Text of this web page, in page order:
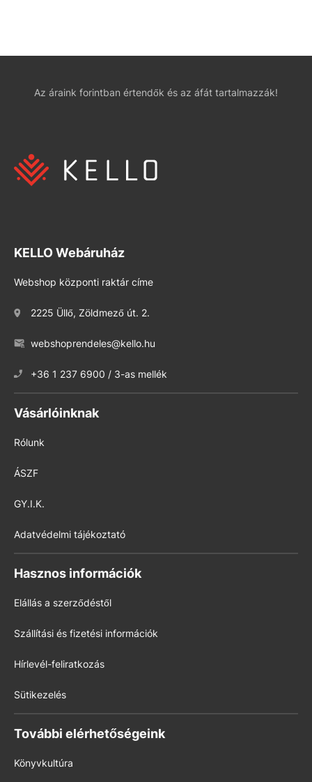
Az áraink forintban értendők és az áfát tartalmazzák!
KELLO Webáruház
Webshop központi raktár címe
2225 Üllő, Zöldmező út. 2.
webshoprendeles@kello.hu
+36 1 237 6900 / 3-as mellék
Vásárlóinknak
Rólunk
ÁSZF
GY.I.K.
Adatvédelmi tájékoztató
Hasznos információk
Elállás a szerződéstől
Szállítási és fizetési információk
Hírlevél-feliratkozás
Sütikezelés
További elérhetőségeink
Könyvkultúra